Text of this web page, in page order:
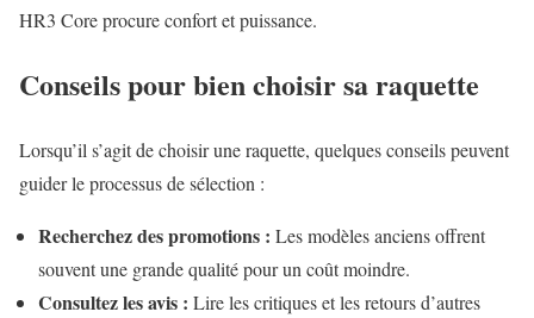
HR3 Core procure confort et puissance.
Conseils pour bien choisir sa raquette
Lorsqu’il s’agit de choisir une raquette, quelques conseils peuvent
guider le processus de sélection :
Recherchez des promotions : Les modèles anciens offrent
souvent une grande qualité pour un coût moindre.
Consultez les avis : Lire les critiques et les retours d’autres